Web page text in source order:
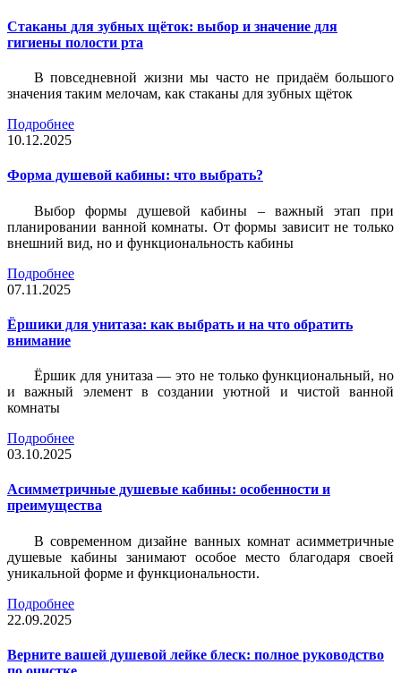
Стаканы для зубных щёток: выбор и значение для
гигиены полости рта
В повседневной жизни мы часто не придаём большого
значения таким мелочам, как стаканы для зубных щёток
Подробнее
10.12.2025
Форма душевой кабины: что выбрать?
Выбор формы душевой кабины – важный этап при
планировании ванной комнаты. От формы зависит не только
внешний вид, но и функциональность кабины
Подробнее
07.11.2025
Ёршики для унитаза: как выбрать и на что обратить
внимание
Ёршик для унитаза — это не только функциональный, но
и важный элемент в создании уютной и чистой ванной
комнаты
Подробнее
03.10.2025
Асимметричные душевые кабины: особенности и
преимущества
В современном дизайне ванных комнат асимметричные
душевые кабины занимают особое место благодаря своей
уникальной форме и функциональности.
Подробнее
22.09.2025
Верните вашей душевой лейке блеск: полное руководство